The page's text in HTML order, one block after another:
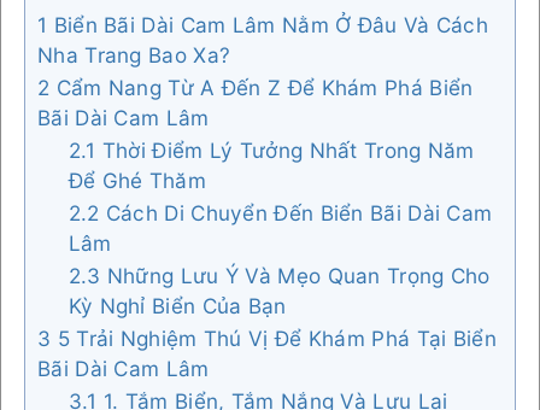
1 Biển Bãi Dài Cam Lâm Nằm Ở Đâu Và Cách
Nha Trang Bao Xa?
2 Cẩm Nang Từ A Đến Z Để Khám Phá Biển
Bãi Dài Cam Lâm
2.1 Thời Điểm Lý Tưởng Nhất Trong Năm
Để Ghé Thăm
2.2 Cách Di Chuyển Đến Biển Bãi Dài Cam
Lâm
2.3 Những Lưu Ý Và Mẹo Quan Trọng Cho
Kỳ Nghỉ Biển Của Bạn
3 5 Trải Nghiệm Thú Vị Để Khám Phá Tại Biển
Bãi Dài Cam Lâm
3.1 1. Tắm Biển, Tắm Nắng Và Lưu Lại